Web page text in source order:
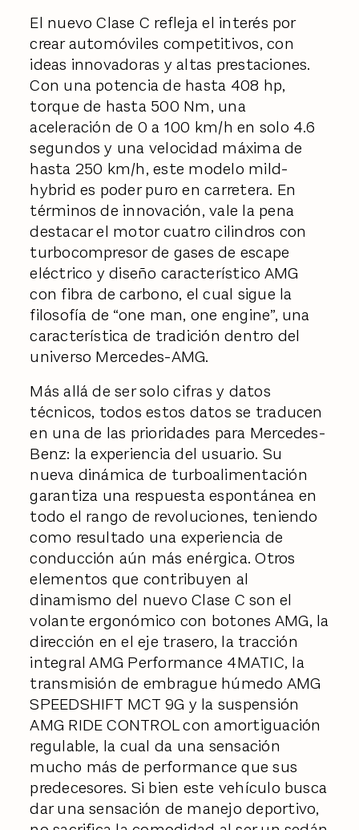
El nuevo Clase C refleja el interés por
crear automóviles competitivos, con
ideas innovadoras y altas prestaciones.
Con una potencia de hasta 408 hp,
torque de hasta 500 Nm, una
aceleración de 0 a 100 km/h en solo 4.6
segundos y una velocidad máxima de
hasta 250 km/h, este modelo mild-
hybrid es poder puro en carretera. En
términos de innovación, vale la pena
destacar el motor cuatro cilindros con
turbocompresor de gases de escape
eléctrico y diseño característico AMG
con fibra de carbono, el cual sigue la
filosofía de “one man, one engine”, una
característica de tradición dentro del
universo Mercedes-AMG.
Más allá de ser solo cifras y datos
técnicos, todos estos datos se traducen
en una de las prioridades para Mercedes-
Benz: la experiencia del usuario. Su
nueva dinámica de turboalimentación
garantiza una respuesta espontánea en
todo el rango de revoluciones, teniendo
como resultado una experiencia de
conducción aún más enérgica. Otros
elementos que contribuyen al
dinamismo del nuevo Clase C son el
volante ergonómico con botones AMG, la
dirección en el eje trasero, la tracción
integral AMG Performance 4MATIC, la
transmisión de embrague húmedo AMG
SPEEDSHIFT MCT 9G y la suspensión
AMG RIDE CONTROL con amortiguación
regulable, la cual da una sensación
mucho más de performance que sus
predecesores. Si bien este vehículo busca
dar una sensación de manejo deportivo,